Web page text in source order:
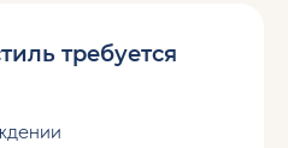
требуется